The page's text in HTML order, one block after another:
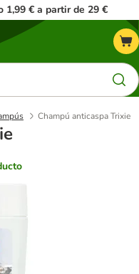
1,99 € a partir de 29 €
Champú anticaspa Trixie